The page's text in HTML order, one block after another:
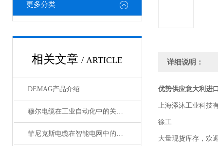
更多分类
相关文章 / ARTICLE
DEMAG产品介绍
穆尔电缆在工业自动化中的关键角色
菲尼克斯电缆在智能电网中的应用
详细说明：
优势供应意大利进
上海添沐工业科技
徐工
大量现货库存，欢